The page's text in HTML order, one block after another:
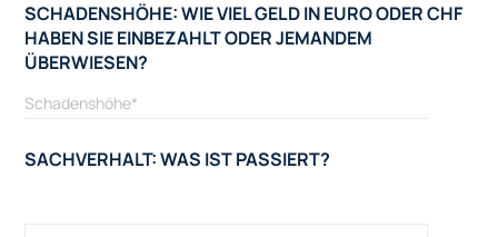
SCHADENSHÖHE: WIE VIEL GELD IN EURO ODER CHF
HABEN SIE EINBEZAHLT ODER JEMANDEM
ÜBERWIESEN?
SACHVERHALT: WAS IST PASSIERT?